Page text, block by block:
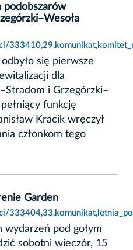
podobszarów
się pierwsze
dla
i Grzegórzki–
funkcję
Kracik wręczył
członkom tego
Garden
wydarzeń pod gołym
sobotni wieczór, 15